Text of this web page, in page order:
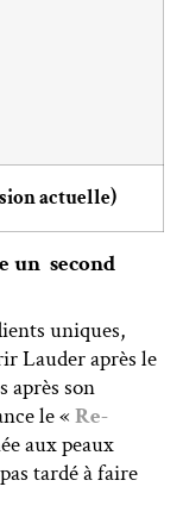
actuelle)
un second
uniques,
Lauder après le
après son
le «Re-
aux peaux
tardé à faire